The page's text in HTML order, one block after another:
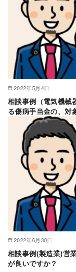
2022年5月4日
相談事例（電気機械
る傷病手当金の、対
2022年6月30日
相談事例(製造業)営
が良いですか？